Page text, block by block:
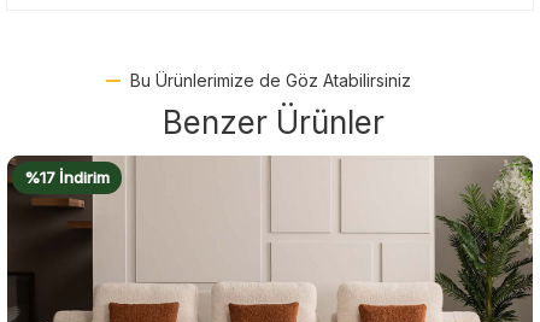
Bu Ürünlerimize de Göz Atabilirsiniz
Benzer Ürünler
%16 İndirim